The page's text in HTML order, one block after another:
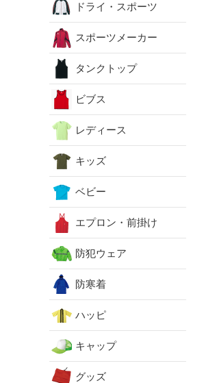
ドライ・スポーツ
スポーツメーカー
タンクトップ
ビブス
レディース
キッズ
ベビー
エプロン・前掛け
防犯ウェア
防寒着
ハッピ
キャップ
グッズ